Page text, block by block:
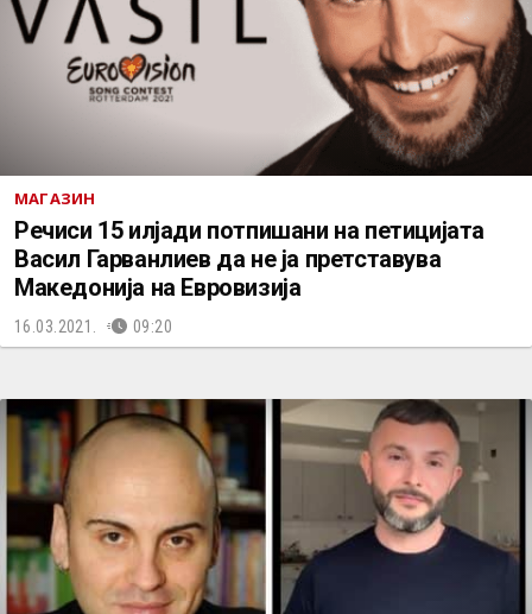
МАГАЗИН
Речиси 15 илјади потпишани на петицијата
Васил Гарванлиев да не ја претставува
Македонија на Евровизија
16.03.2021. 09:20